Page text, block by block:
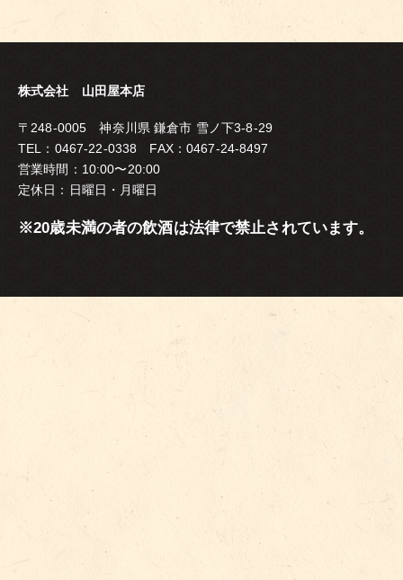
株式会社 山田屋本店
〒248-0005 神奈川県 鎌倉市 雪ノ下3-8-29
TEL：0467-22-0338 FAX：0467-24-8497
営業時間：10:00〜20:00
定休日：日曜日・月曜日
※20歳未満の者の飲酒は法律で禁止されています。